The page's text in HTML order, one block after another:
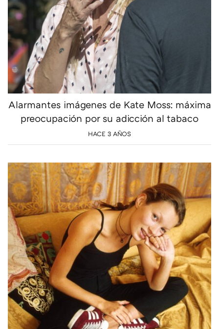
Alarmantes imágenes de Kate Moss: máxima
preocupación por su adicción al tabaco
HACE 3 AÑOS